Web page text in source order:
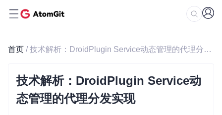
首页 / 技术解析：DroidPlugin Service动态管理的代理分发实现
技术解析：DroidPlugin Service动
态管理的代理分发实现